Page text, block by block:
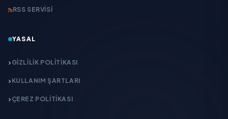
RSS SERVISI
YASAL
GIZLILIK POLITIKASI
KULLANIM ŞARTLARI
ÇEREZ POLITIKASI